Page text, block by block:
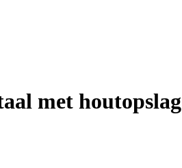
met houtopslag